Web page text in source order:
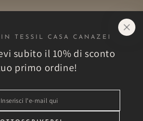
TESSIL CASA CANAZEI
subito il 10% di sconto
primo ordine!